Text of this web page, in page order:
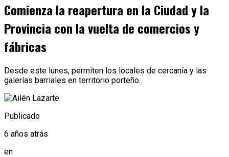
Comienza la reapertura en la Ciudad y la
Provincia con la vuelta de comercios y
fábricas
Desde este lunes, permiten los locales de cercanía y las
galerías barriales en territorio porteño.
Publicado
6 años atrás
en